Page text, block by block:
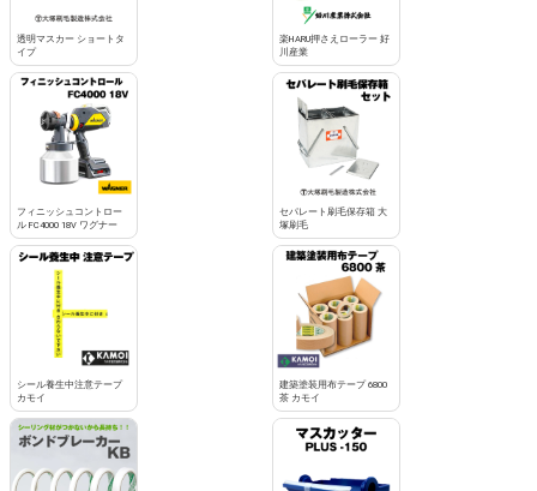
透明マスカー ショートタ
イプ
楽HARU押さえローラー 好
川産業
フィニッシュコントロー
ル FC4000 18V ワグナー
セパレート刷毛保存箱 大
塚刷毛
シール養生中注意テープ
カモイ
建築塗装用布テープ 6800
茶 カモイ